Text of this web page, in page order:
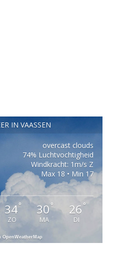
IN VAASSEN
overcast clouds
74% Luchtvochtigheid
Windkracht: 1m/s Z
Max 18 • Min 17
34°
ZO
30°
MA
26 °
DI
OpenWeatherMap